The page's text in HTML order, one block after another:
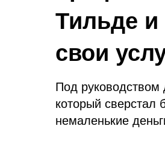
Тильде и
свои
Под
который сверстал
немаленькие